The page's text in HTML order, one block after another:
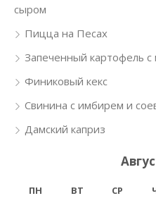
сыром
Пицца на Песах
Запеченный картофель с
Финиковый кекс
Свинина с имбирем и
Дамский каприз
ПН ВТ СР